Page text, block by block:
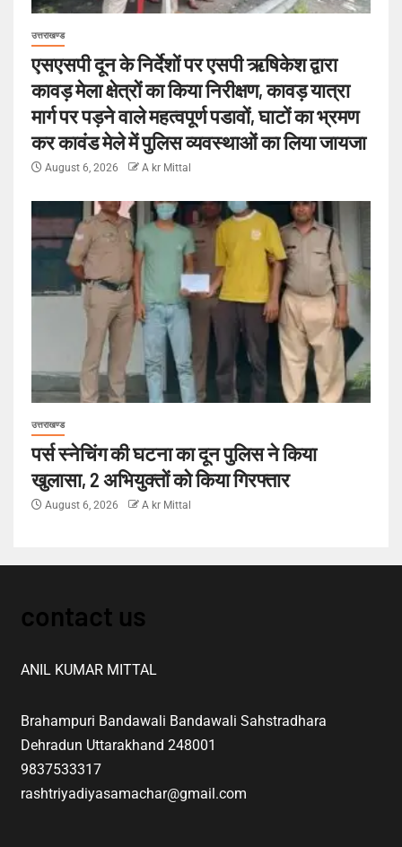
उत्तराखण्ड
एसएसपी दून के निर्देशों पर एसपी ऋषिकेश द्वारा
कावड़ मेला क्षेत्रों का किया निरीक्षण, कावड़ यात्रा
मार्ग पर पड़ने वाले महत्वपूर्ण पडावों, घाटों का भ्रमण
कर कावंड मेले में पुलिस व्यवस्थाओं का लिया जायजा
August 6, 2026 A kr Mittal
उत्तराखण्ड
पर्स स्नेचिंग की घटना का दून पुलिस ने किया
खुलासा, 2 अभियुक्तों को किया गिरफ्तार
August 6, 2026 A kr Mittal
contact us
ANIL KUMAR MITTAL
Brahampuri Bandawali Bandawali Sahstradhara
Dehradun Uttarakhand 248001
9837533317
rashtriyadiyasamachar@gmail.com